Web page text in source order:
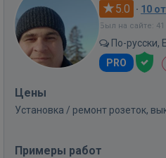
5.0 · 10
Был на сайте:
По-русски,
PRO
Цены
Установка / ремонт розеток,
Примеры работ